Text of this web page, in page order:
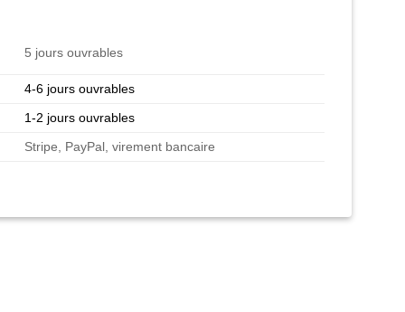
5 jours ouvrables
4-6 jours ouvrables
1-2 jours ouvrables
Stripe, PayPal, virement bancaire